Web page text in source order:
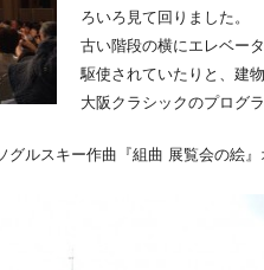
ろいろ見て回りました。
古い階段の横にエレベー
駆使されていたりと、建
大阪クラシックのプログ
ルスキー作曲『組曲 展覧会の絵』